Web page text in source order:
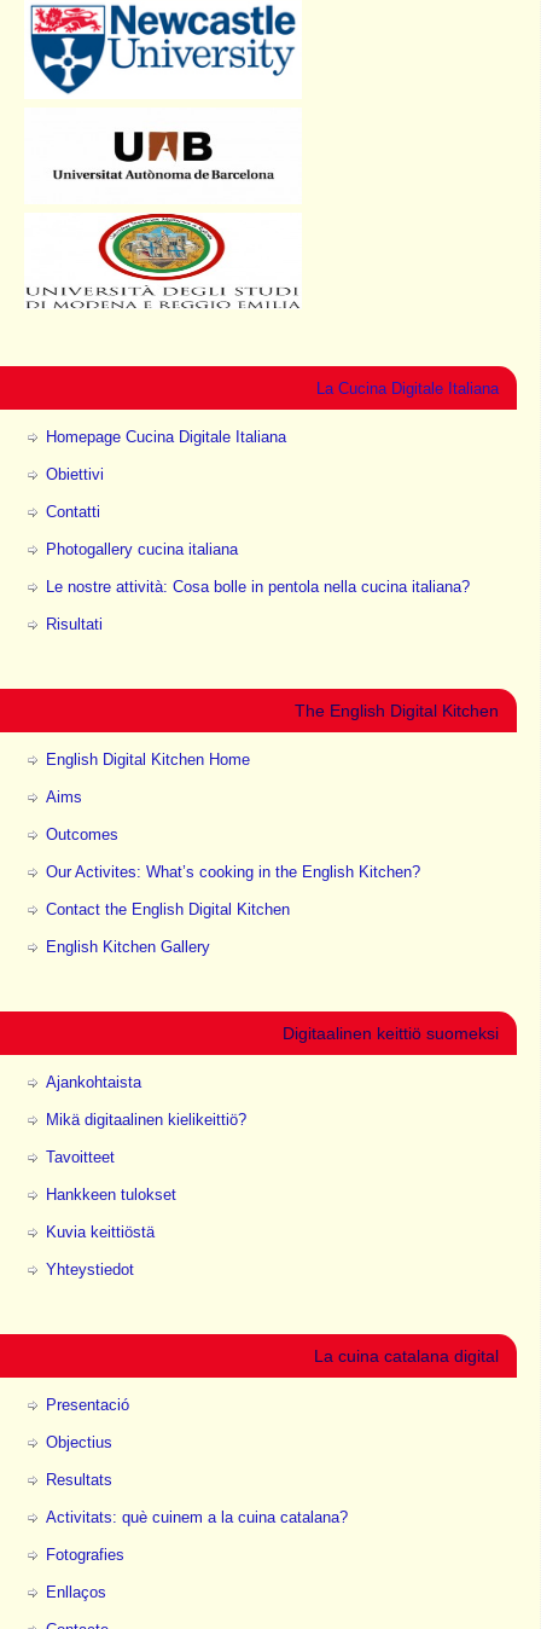
La Cucina Digitale Italiana
Homepage Cucina Digitale Italiana
Obiettivi
Contatti
Photogallery cucina italiana
Le nostre attività: Cosa bolle in pentola nella cucina italiana?
Risultati
The English Digital Kitchen
English Digital Kitchen Home
Aims
Outcomes
Our Activites: What’s cooking in the English Kitchen?
Contact the English Digital Kitchen
English Kitchen Gallery
Digitaalinen keittiö suomeksi
Ajankohtaista
Mikä digitaalinen kielikeittiö?
Tavoitteet
Hankkeen tulokset
Kuvia keittiöstä
Yhteystiedot
La cuina catalana digital
Presentació
Objectius
Resultats
Activitats: què cuinem a la cuina catalana?
Fotografies
Enllaços